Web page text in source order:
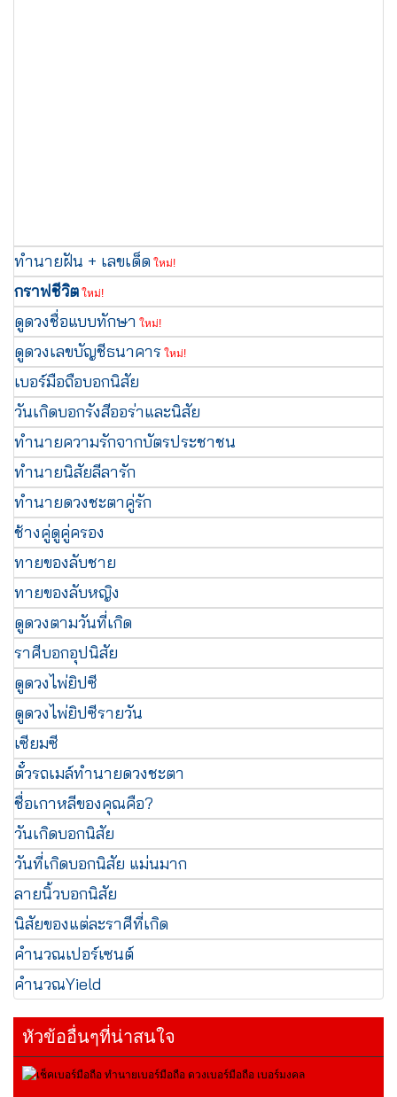
ทำนายฝัน + เลขเด็ด ใหม่!
กราฟชีวิต ใหม่!
ดูดวงชื่อแบบทักษา ใหม่!
ดูดวงเลขบัญชีธนาคาร ใหม่!
เบอร์มือถือบอกนิสัย
วันเกิดบอกรังสีออร่าและนิสัย
ทำนายความรักจากบัตรประชาชน
ทำนายนิสัยลีลารัก
ทำนายดวงชะตาคู่รัก
ช้างคู่ดูคู่ครอง
ทายของลับชาย
ทายของลับหญิง
ดูดวงตามวันที่เกิด
ราศีบอกอุปนิสัย
ดูดวงไพ่ยิปซี
ดูดวงไพ่ยิปซีรายวัน
เซียมซี
ตั๋วรถเมล์ทำนายดวงชะตา
ชื่อเกาหลีของคุณคือ?
วันเกิดบอกนิสัย
วันที่เกิดบอกนิสัย แม่นมาก
ลายนิ้วบอกนิสัย
นิสัยของแต่ละราศีที่เกิด
คำนวณเปอร์เซนต์
คำนวณYield
หัวข้ออื่นๆที่น่าสนใจ